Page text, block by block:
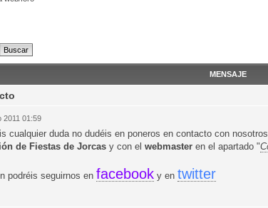
MENSAJE
2011 01:59
cualquier duda no dudéis en poneros en contacto con
de Fiestas de Jorcas y con elwebmaster en el apartado "
podréis seguirnos enfacebook y entwitter